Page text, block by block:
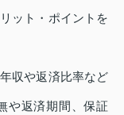
ット・ポイントを
収や返済比率など
や返済期間、保証